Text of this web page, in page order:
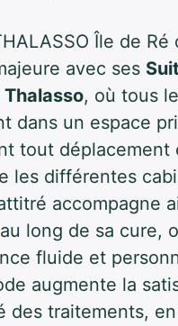
Île de
avec ses
Thalasso, où tous
dans un espace
tout déplacement
les différentes
accompagne
long de sa cure,
fluide et
augmente la
des traitements, en